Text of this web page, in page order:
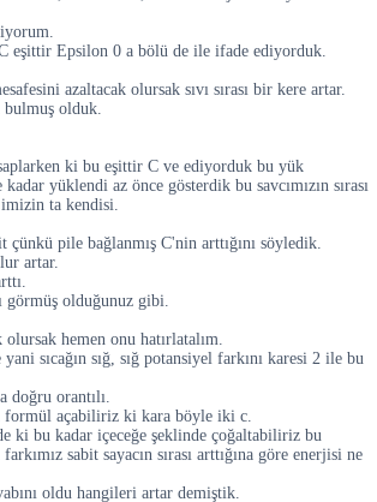
C eşittir Epsilon 0 a bölü de ile ifade ediyorduk.
azaltacak olursak sıvı sırası bir kere artar.
bulmuş olduk.
ki bu eşittir C ve ediyorduk bu yük
kadar yüklendi az önce gösterdik bu savcımızın sırası
ta kendisi.
çünkü pile bağlanmış C'nin arttığını söyledik.
artar.
görmüş olduğunuz gibi.
olursak hemen onu hatırlatalım.
sıcağın sığ, sığ potansiyel farkını karesi 2 ile bu
doğru orantılı.
açabiliriz ki kara böyle iki c.
ki bu kadar içeceğe şeklinde çoğaltabiliriz bu
sabit sayacın sırası arttığına göre enerjisi ne
oldu hangileri artar demiştik.